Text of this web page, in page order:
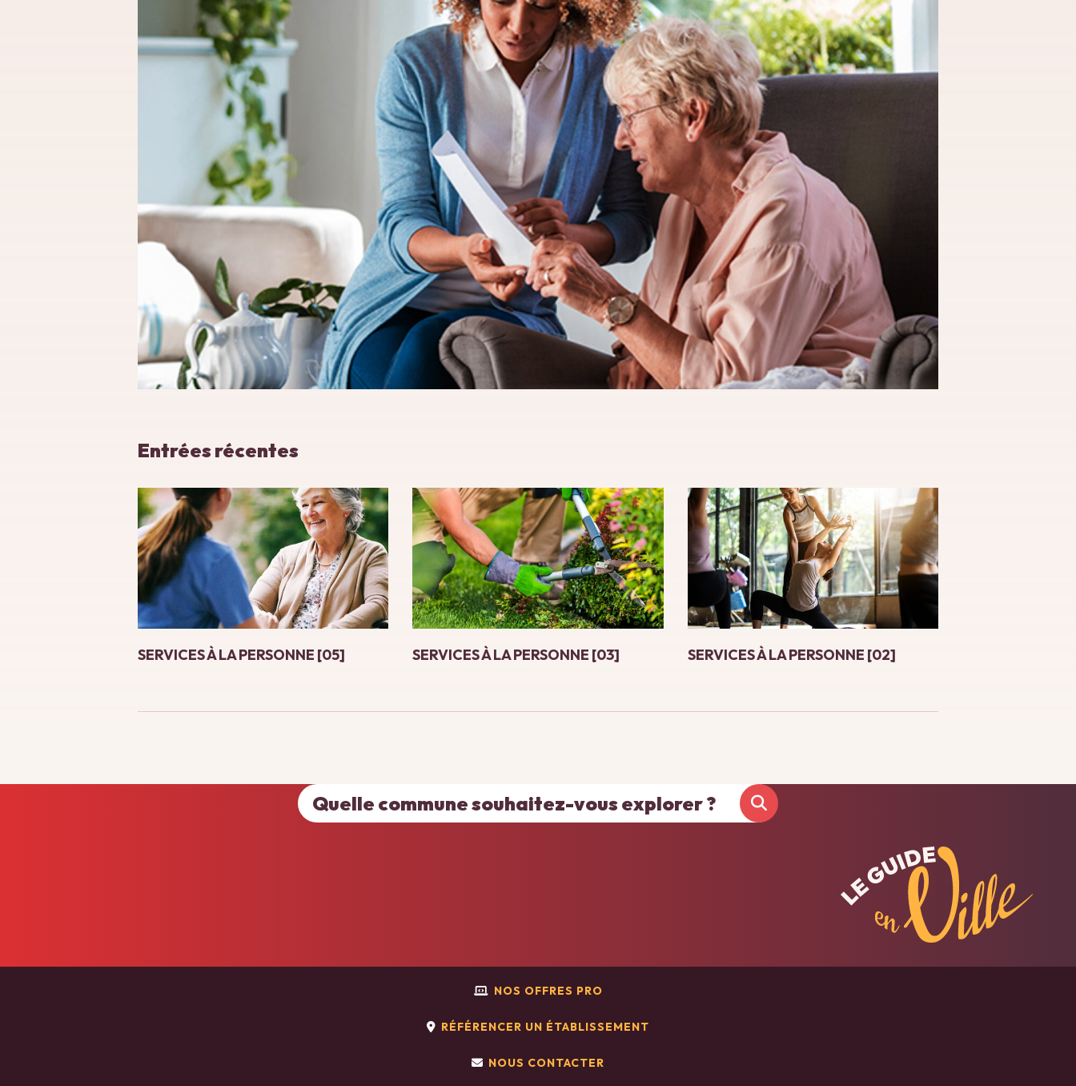
Entrées récentes
SERVICES À LA PERSONNE [05] SERVICES À LA PERSONNE [03] SERVICES À LA PERSONNE [02]
NOS OFFRES PRO
RÉFÉRENCER UN ÉTABLISSEMENT
NOUS CONTACTER